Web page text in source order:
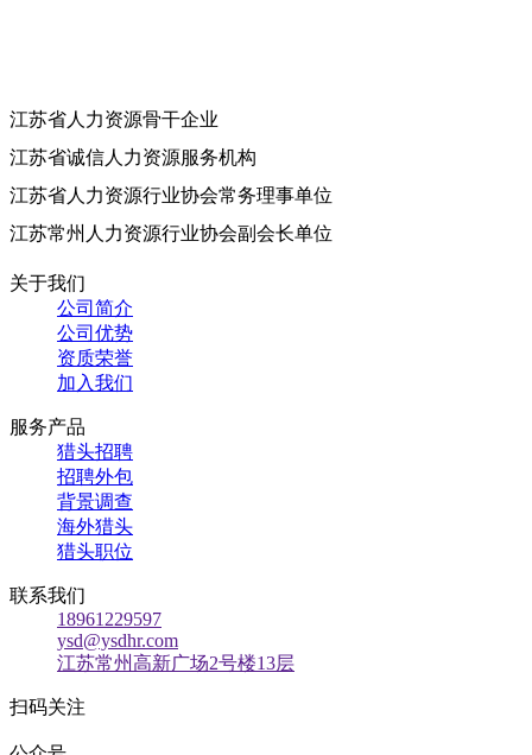
江苏省人力资源骨干企业
江苏省诚信人力资源服务机构
江苏省人力资源行业协会常务理事单位
江苏常州人力资源行业协会副会长单位
关于我们
公司简介
公司优势
资质荣誉
加入我们
服务产品
猎头招聘
招聘外包
背景调查
海外猎头
猎头职位
联系我们
18961229597
ysd@ysdhr.com
江苏常州高新广场2号楼13层
扫码关注